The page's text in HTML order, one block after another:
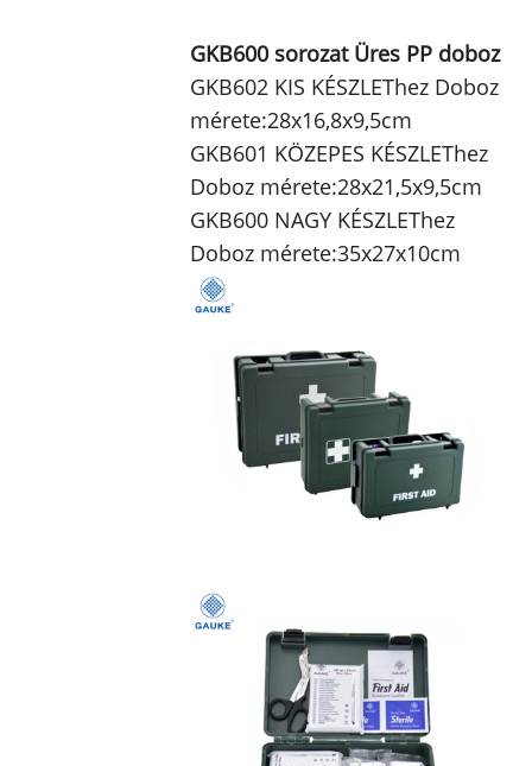
GKB600 sorozat Üres PP doboz
GKB602 KIS KÉSZLEThez Doboz
mérete:28x16,8x9,5cm
GKB601 KÖZEPES KÉSZLEThez
Doboz mérete:28x21,5x9,5cm
GKB600 NAGY KÉSZLEThez
Doboz mérete:35x27x10cm